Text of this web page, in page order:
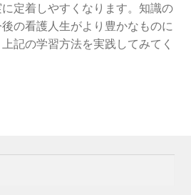
定着しやすくなります。知識の
の看護人生がより豊かなものに
記の学習方法を実践してみてく